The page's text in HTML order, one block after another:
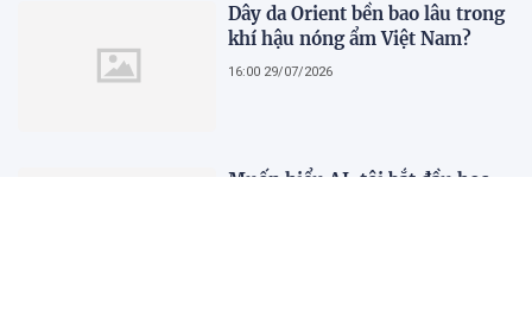
Dây da Orient bền bao lâu trong
khí hậu nóng ẩm Việt Nam?
16:00 29/07/2026
Muốn hiểu AI, tôi bắt đầu học